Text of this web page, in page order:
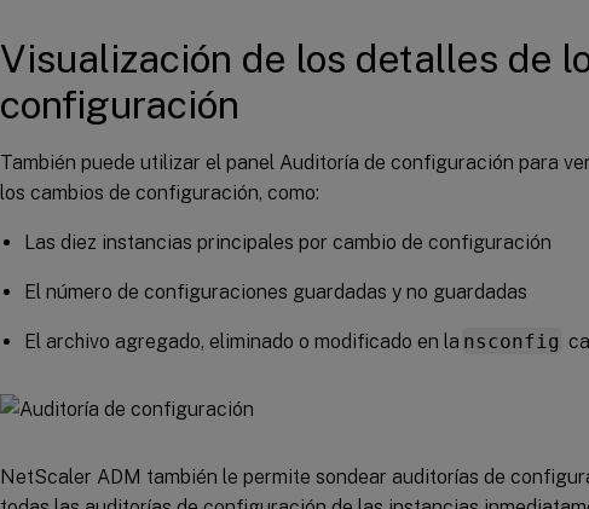
Visualización de los detalles de
configuración
También puede utilizar el panel Auditoría de configuración para
los cambios de configuración, como:
Las diez instancias principales por cambio de configuración
El número de configuraciones guardadas y no guardadas
El archivo agregado, eliminado o modificado en la nsconfig
NetScaler ADM también le permite sondear auditorías de